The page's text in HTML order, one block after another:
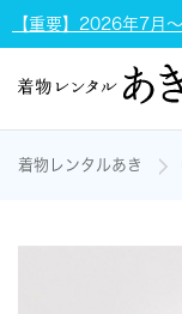
【重要】2026年7月
着物レンタルあき